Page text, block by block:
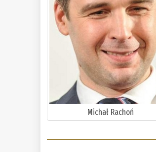
Michał Rachoń